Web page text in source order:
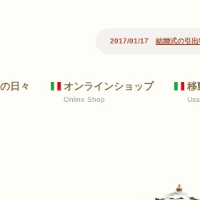
2017/01/17 結婚式の引
日々 オンラインショップ
Online Shop
移